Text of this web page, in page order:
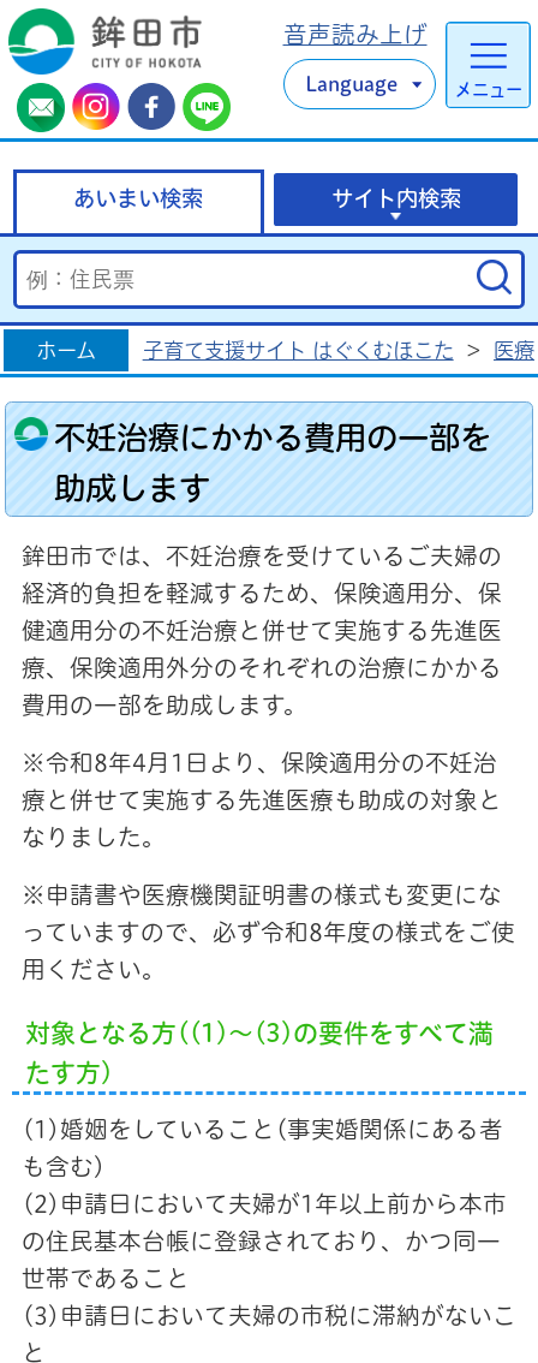
メニュー
音声読み上げ
Language
あいまい検索 サイト内検索
ホーム 子育て支援サイト はぐくむほこた > 医
不妊治療にかかる費用の一部を
助成します
鉾田市では、不妊治療を受けているご夫婦の
経済的負担を軽減するため、保険適用分、保
健適用分の不妊治療と併せて実施する先進医
療、保険適用外分のそれぞれの治療にかかる
費用の一部を助成します。
※令和8年4月1日より、保険適用分の不妊治
療と併せて実施する先進医療も助成の対象と
なりました。
※申請書や医療機関証明書の様式も変更にな
っていますので、必ず令和8年度の様式をご使
用ください。
対象となる方((1)～(3)の要件をすべて満
たす方)
(1)婚姻をしていること(事実婚関係にある者
も含む)
(2)申請日において夫婦が1年以上前から本市
の住民基本台帳に登録されており、かつ同一
世帯であること
(3)申請日において夫婦の市税に滞納がないこ
と